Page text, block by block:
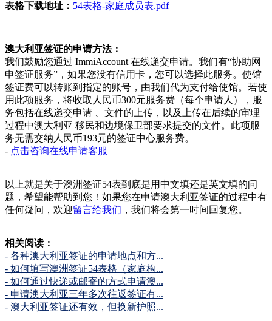
表格下载地址： 54表格-家庭成员表.pdf
澳大利亚签证的申请方法：
我们鼓励您通过 ImmiAccount 在线递交申请。我们有“协助网
申签证服务”，如果您没有信用卡，您可以选择此服务。使馆
签证费可以转账到指定的账号，由我们代为支付给使馆。若使
用此项服务，将收取人民币300元服务费（每个申请人），服
务包括在线递交申请 、文件的上传，以及上传在后续的审理
过程中澳大利亚 移民和边境保卫部要求提交的文件。此项服
务无需交纳人民币193元的签证中心服务费。
- 点击咨询在线申请客服
以上就是关于澳洲签证54表到底是用中文填还是英文填的问
题，希望能帮助到您！如果您在申请澳大利亚签证的过程中有
任何疑问，欢迎留言给我们 ，我们将会第一时间回复您。
相关阅读：
- 各种澳大利亚签证的申请地点和方...
- 如何填写澳洲签证54表格（家庭构...
- 如何通过快递或邮寄的方式申请澳...
- 申请澳大利亚三年多次往返签证有...
- 澳大利亚签证还有效，但换新护照...